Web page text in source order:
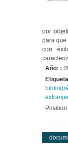
por
para que
con
Año: :
Position: